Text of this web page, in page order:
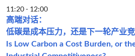
11:20- 12:00
高端对话：
低碳是成本压力，还是下一轮产业
Is Low Carbon a Cost Burden, or